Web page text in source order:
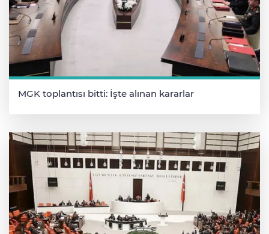
MGK toplantısı bitti: İşte alınan kararlar